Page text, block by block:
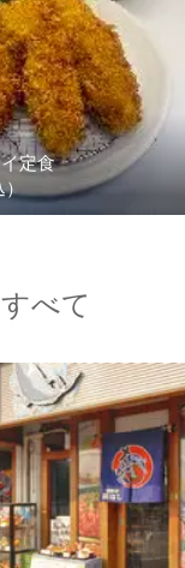
定食
）
すべて